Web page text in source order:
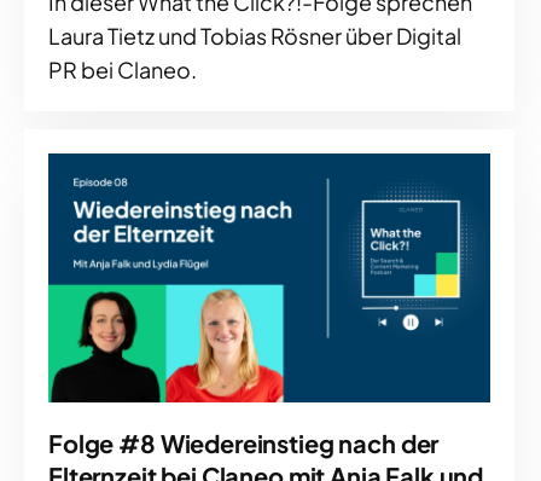
Laura Tietz und Tobias Rösner über Digital
PR bei Claneo.
Folge #8 Wiedereinstieg nach der
Elternzeit bei Claneo mit Anja Falk und